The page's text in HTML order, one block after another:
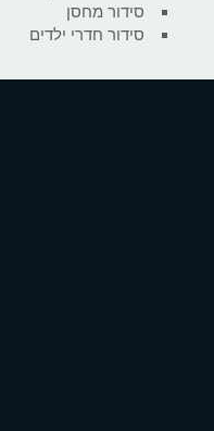
סידור מחסן
סידור חדרי ילדים